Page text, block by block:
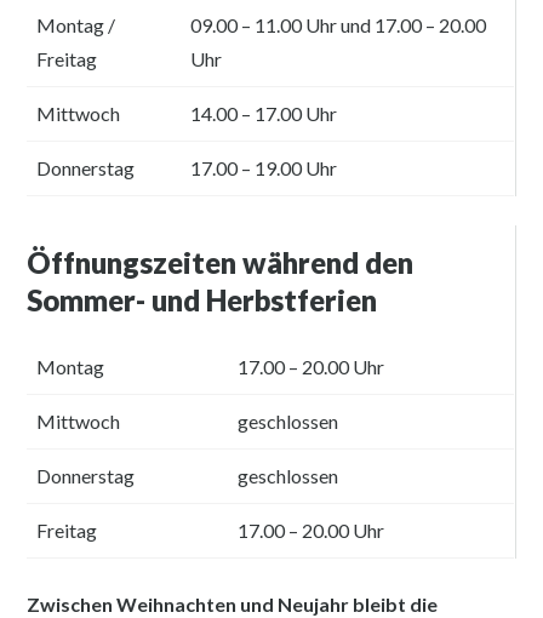
Montag /
Freitag
09.00 – 11.00 Uhr und 17.00 – 20.00
Uhr
Mittwoch 14.00 – 17.00 Uhr
Donnerstag 17.00 – 19.00 Uhr
Öffnungszeiten während den
Sommer- und Herbstferien
Montag 17.00 – 20.00 Uhr
Mittwoch geschlossen
Donnerstag geschlossen
Freitag 17.00 – 20.00 Uhr
Zwischen Weihnachten und Neujahr bleibt die